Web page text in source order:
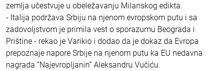
zemlja učestvuje u obeležavanju Milanskog edikta.
- Italija podržava Srbiju na njenom evropskom putu i sa
zadovoljstvom je primila vest o sporazumu Beograda i
Prištine - rekao je Varikio i dodao da je dokaz da Evropa
prepoznaje napore Srbije na njenom putu ka EU nedavna
nagrada “Najevropljanin” Aleksandru Vučiću.